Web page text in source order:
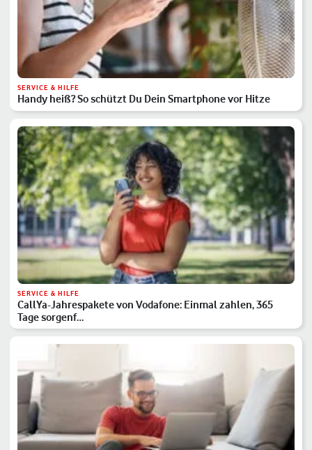
SERVICE & HILFE
Handy heiß? So schützt Du Dein Smartphone vor Hitze
SERVICE & HILFE
CallYa-Jahrespakete von Vodafone: Einmal zahlen, 365
Tage sorgenf…